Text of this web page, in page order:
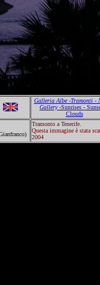
Galleria Albe -Tramonti -
Gallery -Sunrises -
Clouds
Tramonto a Tenerife.
Questa immagine è stata
2004